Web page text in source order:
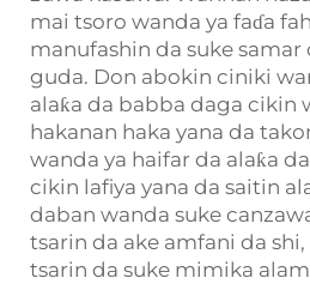
mai tsoro wanda ya faɗa
manufashin da suke
guda. Don abokin ciniki
alaƙa da babba daga cikin
hakanan haka yana da
wanda ya haifar da alaƙa
cikin lafiya yana da saitin
daban wanda suke
tsarin da ake amfani da shi,
tsarin da suke mimika